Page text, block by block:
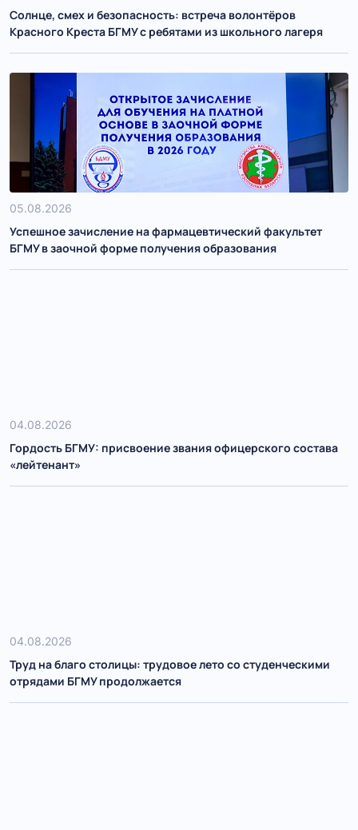
Солнце, смех и безопасность: встреча волонтёров
Красного Креста БГМУ с ребятами из школьного лагеря
05.08.2026
Успешное зачисление на фармацевтический факультет
БГМУ в заочной форме получения образования
04.08.2026
Гордость БГМУ: присвоение звания офицерского состава
«лейтенант»
04.08.2026
Труд на благо столицы: трудовое лето со студенческими
отрядами БГМУ продолжается